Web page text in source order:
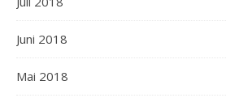
Juni 2018
Mai 2018